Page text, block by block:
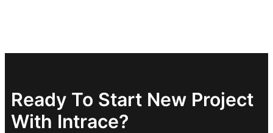
Ready To Start New Project
With Intrace?